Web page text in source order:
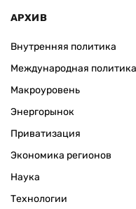
АРХИВ
Внутренняя политика
Международная политика
Макроуровень
Энергорынок
Приватизация
Экономика регионов
Наука
Технологии